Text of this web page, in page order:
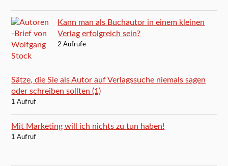
Kann man als Buchautor in einem kleinen
Verlag erfolgreich sein?
2 Aufrufe
Sätze, die Sie als Autor auf Verlagssuche niemals sagen
oder schreiben sollten (1)
1 Aufruf
Mit Marketing will ich nichts zu tun haben!
1 Aufruf